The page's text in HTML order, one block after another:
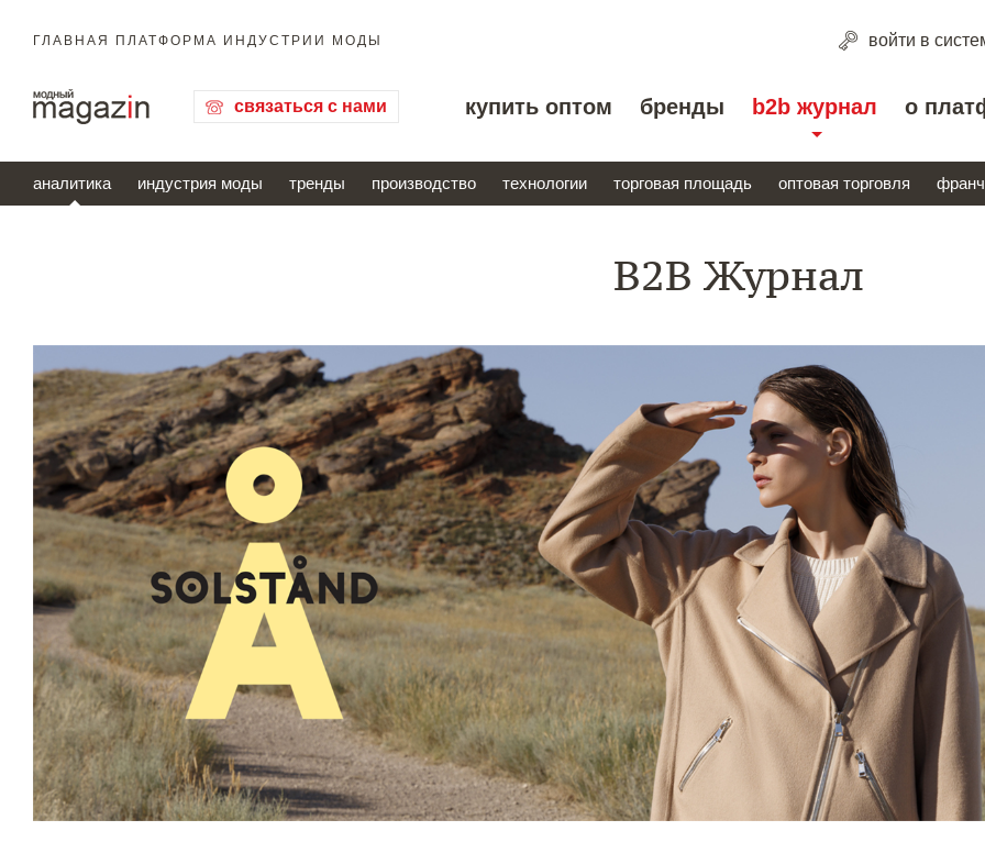
ГЛАВНАЯ ПЛАТФОРМА ИНДУСТРИИ МОДЫ войти в
связаться с нами купить оптом бренды b2b журнал о
аналитика индустрия моды тренды производство технологии торговая площадь оптовая торговля
B2B Журнал